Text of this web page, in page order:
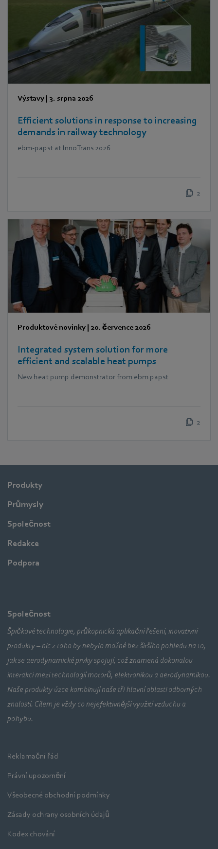
Výstavy | 3. srpna 2026
Efficient solutions in response to increasing
demands in railway technology
ebm‑papst at InnoTrans 2026
2
Produktové novinky | 20. července 2026
Integrated system solution for more
efficient and scalable heat pumps
New heat pump demonstrator from ebm papst
2
Produkty
Průmysly
Společnost
Redakce
Podpora
Společnost
Špičkové technologie, průkopnická aplikační řešení, inovativní
produkty – nic z toho by nebylo možné bez širšího pohledu na to,
jak se aerodynamické prvky spojují, což znamená dokonalou
interakci mezi technologií motorů, elektronikou a aerodynamikou.
Naše produkty úzce kombinují naše tři hlavní oblasti odborných
znalostí. Cílem je vždy co nejefektivnější využití vzduchu a
pohybu.
Reklamační řád
Právní upozornění
Všeobecné obchodní podmínky
Zásady ochrany osobních údajů
Kodex chování